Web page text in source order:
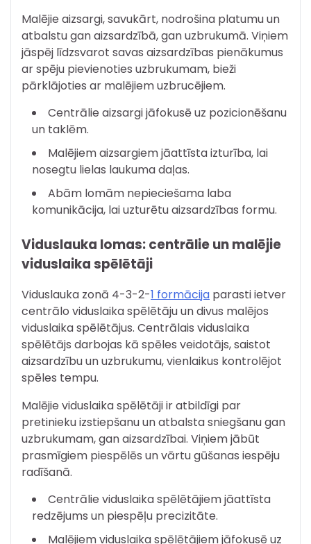
Malējie aizsargi, savukārt, nodrošina platumu un
atbalstu gan aizsardzībā, gan uzbrukumā. Viņiem
jāspēj līdzsvarot savas aizsardzības pienākumus
ar spēju pievienoties uzbrukumam, bieži
pārklājoties ar malējiem uzbrucējiem.
Centrālie aizsargi jāfokusē uz pozicionēšanu
un taklēm.
Malējiem aizsargiem jāattīsta izturība, lai
nosegtu lielas laukuma daļas.
Abām lomām nepieciešama laba
komunikācija, lai uzturētu aizsardzības formu.
Viduslauka lomas: centrālie un malējie
viduslaika spēlētāji
Viduslauka zonā 4-3-2-1 formācija parasti ietver
centrālo viduslaika spēlētāju un divus malējos
viduslaika spēlētājus. Centrālais viduslaika
spēlētājs darbojas kā spēles veidotājs, saistot
aizsardzību un uzbrukumu, vienlaikus kontrolējot
spēles tempu.
Malējie viduslaika spēlētāji ir atbildīgi par
pretinieku izstiepšanu un atbalsta sniegšanu gan
uzbrukumam, gan aizsardzībai. Viņiem jābūt
prasmīgiem piespēlēs un vārtu gūšanas iespēju
radīšanā.
Centrālie viduslaika spēlētājiem jāattīsta
redzējums un piespēļu precizitāte.
Malējiem viduslaika spēlētājiem jāfokusē uz